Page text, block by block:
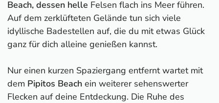
Beach, dessen helle Felsen flach ins Meer führen.
Auf dem zerklüfteten Gelände tun sich viele
idyllische Badestellen auf, die du mit etwas Glück
ganz für dich alleine genießen kannst.
Nur einen kurzen Spaziergang entfernt wartet mit
dem Pipitos Beach ein weiterer sehenswerter
Flecken auf deine Entdeckung. Die Ruhe des